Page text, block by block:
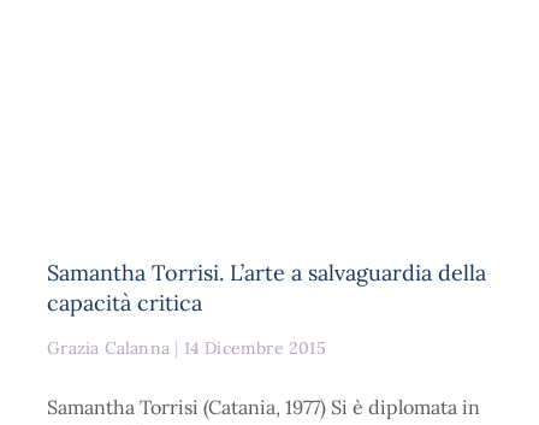
Samantha Torrisi. L’arte a salvaguardia della
capacità critica
Grazia Calanna 14 Dicembre 2015
Samantha Torrisi (Catania, 1977) Si è diplomata in